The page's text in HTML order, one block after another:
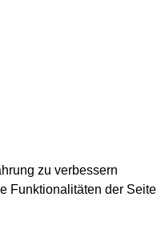
zu verbessern
Funktionalitäten der Seite